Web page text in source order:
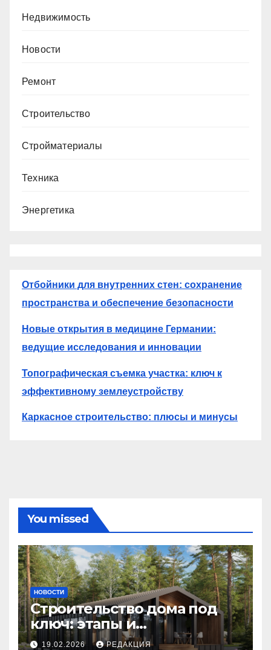
Недвижимость
Новости
Ремонт
Строительство
Стройматериалы
Техника
Энергетика
Отбойники для внутренних стен: сохранение
пространства и обеспечение безопасности
Новые открытия в медицине Германии:
ведущие исследования и инновации
Топографическая съемка участка: ключ к
эффективному землеустройству
Каркасное строительство: плюсы и минусы
You missed
НОВОСТИ
Строительство дома под
ключ: этапы и
планирование бюджета
19.02.2026 РЕДАКЦИЯ